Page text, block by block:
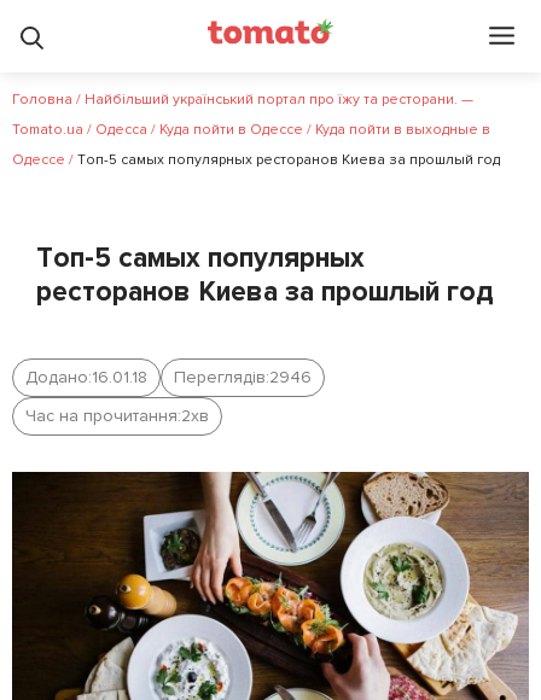
Головна / Найбільший український портал про їжу та ресторани. —
Tomato.ua / Одесса / Куда пойти в Одессе / Куда пойти в выходные в
Одессе / Tоп-5 самых популярных ресторанов Киева за прошлый год
Tоп-5 самых популярных
ресторанов Киева за прошлый год
Додано:16.01.18 Переглядів:2946
Час на прочитання:2хв